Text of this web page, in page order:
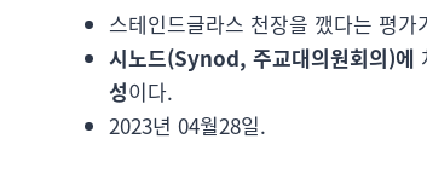
스테인드글라스 천장을 깼다는 평가
시노드(Synod, 주교대의원회의)에
성이다.
2023년 04월28일.